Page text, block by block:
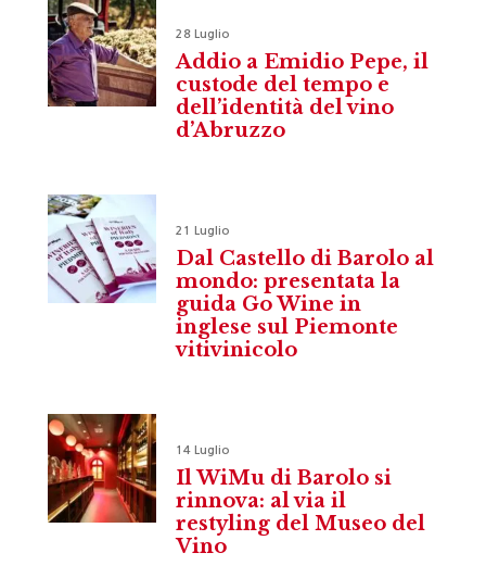
28 Luglio
Addio a Emidio Pepe, il
custode del tempo e
dell’identità del vino
d’Abruzzo
21 Luglio
Dal Castello di Barolo al
mondo: presentata la
guida Go Wine in
inglese sul Piemonte
vitivinicolo
14 Luglio
Il WiMu di Barolo si
rinnova: al via il
restyling del Museo del
Vino